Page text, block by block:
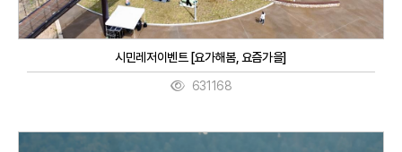
시민레저이벤트 [요가해봄, 요즘가을]
631168